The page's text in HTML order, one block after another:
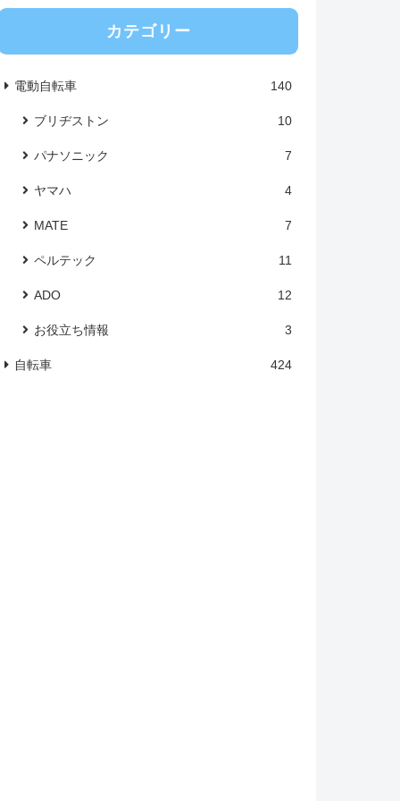
カテゴリー
電動自転車 140
ブリヂストン 10
パナソニック 7
ヤマハ 4
MATE 7
ペルテック 11
ADO 12
お役立ち情報 3
自転車 424